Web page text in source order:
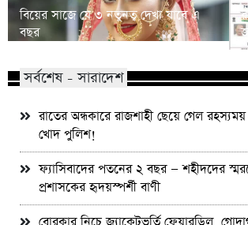
বিয়ের সাজে যে ৩ নতুনত্ব দেখা যাবে এ
বছর
সর্বশেষ - সারাদেশ
রাতের অন্ধকারে রাজশাহী ছেয়ে গেল রহস্যময়
খোদ পুলিশ!
ফ্যাসিবাদের পতনের ২ বছর — শহীদদের
প্রশাসকের হৃদয়স্পর্শী বাণী